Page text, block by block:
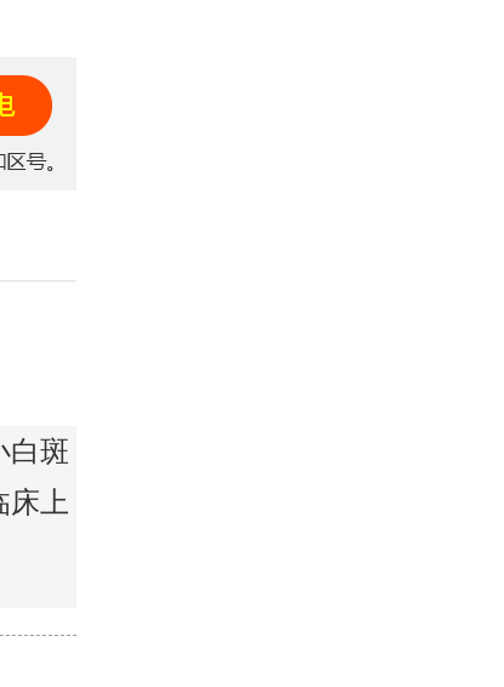
白斑
床上